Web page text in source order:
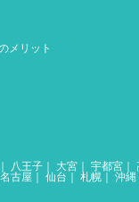
メリット
八王子 大宮 ｜宇都宮 ｜
名古屋 ｜仙台 ｜札幌 ｜沖縄